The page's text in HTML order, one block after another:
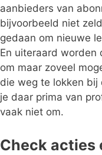
aanbieders van
bijvoorbeeld niet
gedaan om nieuwe
En uiteraard worden
om maar zoveel
die weg te lokken bij
je daar prima van
vaak niet om.
Check acties